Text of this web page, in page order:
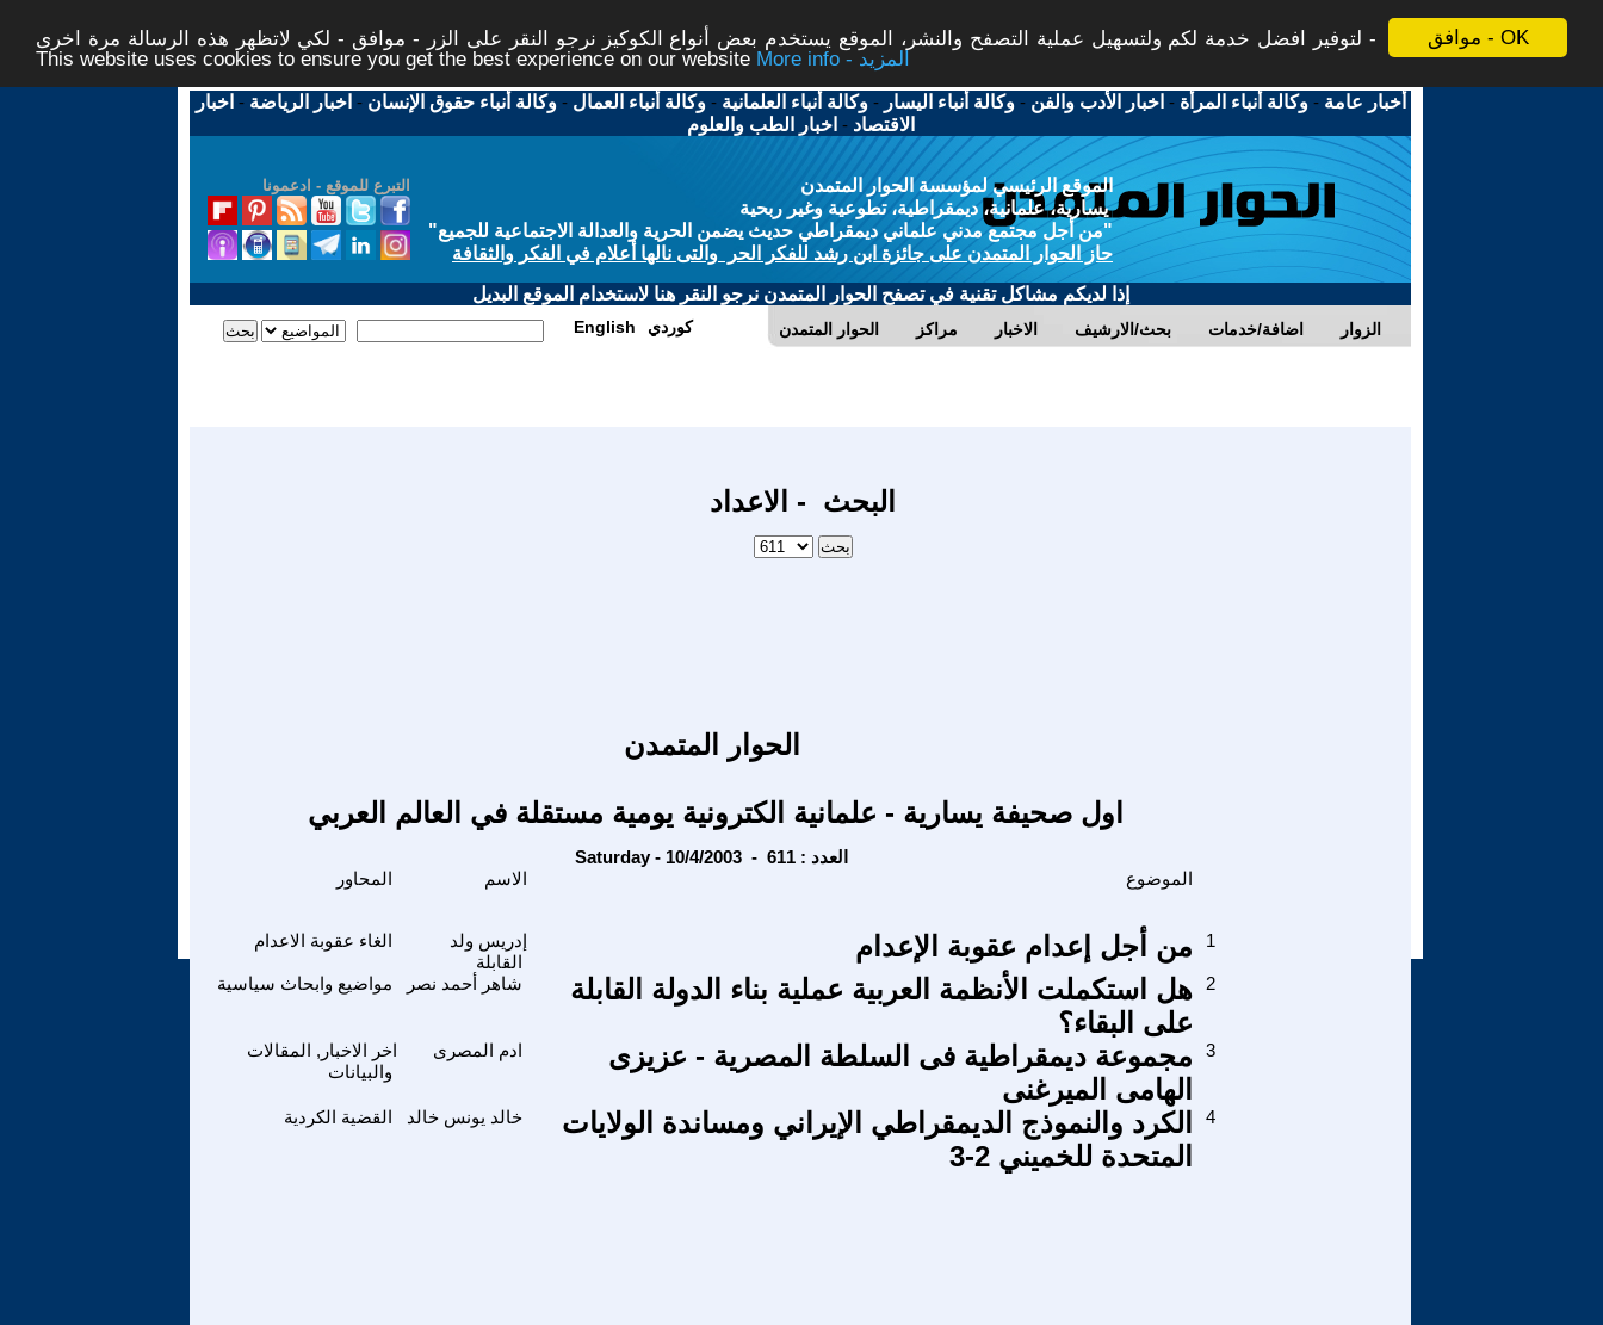
موافق - OK
لتوفير افضل خدمة لكم ولتسهيل عملية التصفح والنشر، الموقع يستخدم بعض أنواع الكوكيز نرجو النقر على الزر - موافق - لكي لاتظهر هذه الرسالة مرة اخرى -
This website uses cookies to ensure you get the best experience on our website
More info - المزيد
أخبار عامة -وكالة أنباء المرأة - اخبار الأدب والفن -وكالة أنباء اليسار -وكالة أنباء العلمانية -وكالة أنباء العمال -وكالة أنباء حقوق الإنسان - اخبار الرياضة - اخبار
الاقتصاد - اخبار الطب والعلوم
التبرع للموقع - ادعمونا
الموقع الرئيسي لمؤسسة الحوار المتمدن
يسارية، علمانية، ديمقراطية، تطوعية وغير ربحية
"من أجل مجتمع مدني علماني ديمقراطي حديث يضمن الحرية والعدالة الاجتماعية للجميع"
حاز الحوار المتمدن على جائزة ابن رشد للفكر الحر والتى نالها أعلام في الفكر والثقافة
إذا لديكم مشاكل تقنية في تصفح الحوار المتمدن نرجو النقر هنا لاستخدام الموقع البديل
الحوار المتمدن مراكز الاخبار بحث/الارشيف اضافة/خدمات الزوار English كوردي
البحث - الاعداد
الحوار المتمدن
اول صحيفة يسارية - علمانية الكترونية يومية مستقلة في العالم العربي
Saturday - 10/4/2003 - العدد : 611
الاسم الموضوع
الغاء عقوبة الاعدام
إدريس ولد
القابلة
من أجل إعدام عقوبة الإعدام 1
مواضيع وابحاث سياسية شاهر أحمد نصر
هل استكملت الأنظمة العربية عملية بناء الدولة القابلة
على البقاء؟
2
اخر الاخبار, المقالات
والبيانات
ادم المصرى
مجموعة ديمقراطية فى السلطة المصرية - عزيزى
الهامى الميرغنى
3
القضية الكردية خالد يونس خالد
الكرد والنموذج الديمقراطي الإيراني ومساندة الولايات
المتحدة للخميني 2-3
4